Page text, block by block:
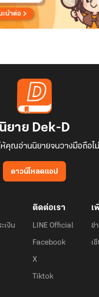
นิยาย Dek-D
ห้คุณอ่านนิยายจนวางมือถือไ
ดาวน์โหลดแอป
เงิน
ติดต่อเรา
LINE Official
Facebook
X
Tiktok
เ
ข่
เ